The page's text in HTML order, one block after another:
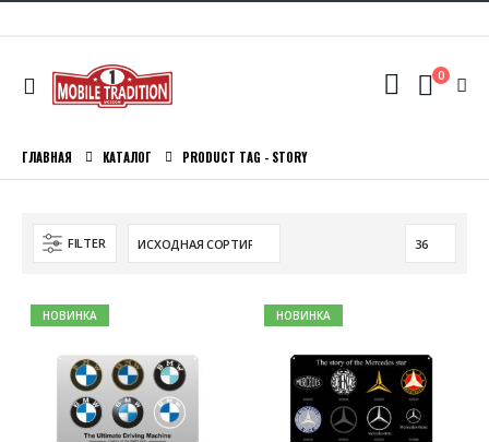
0
ГЛАВНАЯ КАТАЛОГ PRODUCT TAG - STORY
FILTER
НОВИНКА НОВИНКА